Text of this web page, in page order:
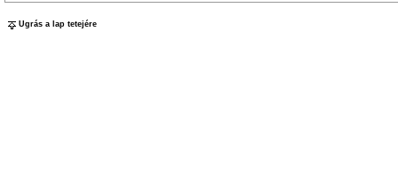
Ugrás a lap tetejére